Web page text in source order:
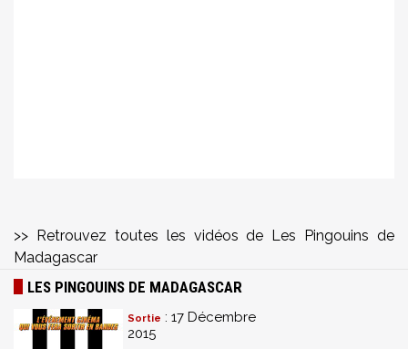
>> Retrouvez toutes les vidéos de Les Pingouins de
Madagascar
LES PINGOUINS DE MADAGASCAR
Sortie : 17 Décembre
2015